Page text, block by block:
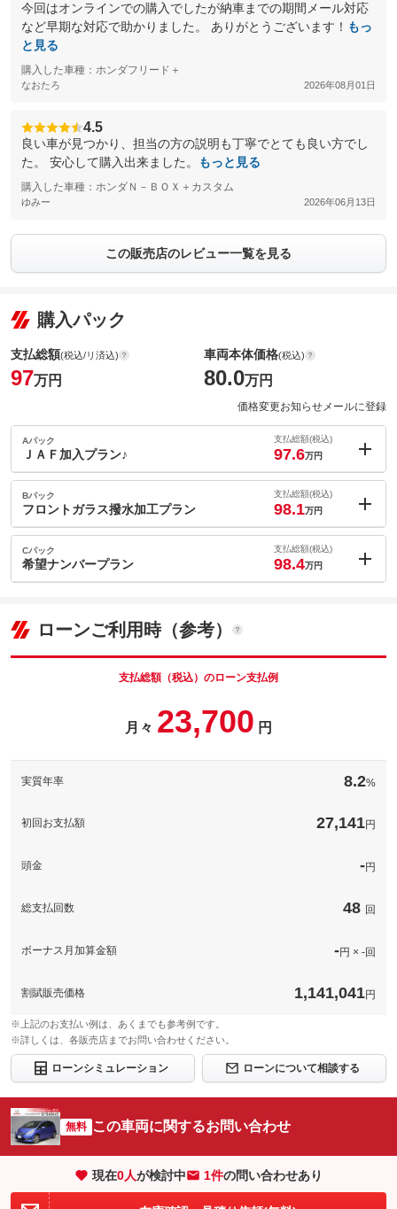
今回はオンラインでの購入でしたが納車までの期間メール対応
など早期な対応で助かりました。 ありがとうございます！ もっ
と見る
購入した車種：ホンダフリード＋
なおたろ 2026年08月01日
4.5
良い車が見つかり、担当の方の説明も丁寧でとても良い方でし
た。 安心して購入出来ました。
もっと見る
購入した車種：ホンダＮ－ＢＯＸ＋カスタム
ゆみー 2026年06月13日
この販売店のレビュー一覧を見る
購入パック
支払総額(税込/リ済込)
97万円
車両本体価格(税込)
80.0万円
価格変更お知らせメールに登録
Aパック
ＪＡＦ加入プラン♪
支払総額(税込)
97.6万円
内：オプシ
ョン価格
(税込)
車両本体価
80.0万円
困ったときの救世主ＪＡＦ♪カーライフをしっかりサポート致しま
このパックの見積もり依頼（無料）
Bパック
フロントガラス撥水加工プラン
支払総額(税込)
98.1万円
内：オプシ
ョン価格
(税込)
車両本体価
パック内容
フロントガラス撥水コーティングで視界良好です！
Cパック
希望ナンバープラン
支払総額(税込)
98.4万円
車両本体価
80.0
備考
ローンご利用時（参考）
支払総額（税込）のローン支払例
月々 23,700 円
実質年率 8.2%
初回お支払額 27,141円
頭金 -円
総支払回数 48 回
ボーナス月加算金額 -円 × -回
割賦販売価格 1,141,041円
※上記のお支払い例は、あくまでも参考例です。
※詳しくは、各販売店までお問い合わせください。
ローンシミュレーション ローンについて相談する
無料 この車両に関するお問い合わせ
現在0人が検討中 1件の問い合わせあり